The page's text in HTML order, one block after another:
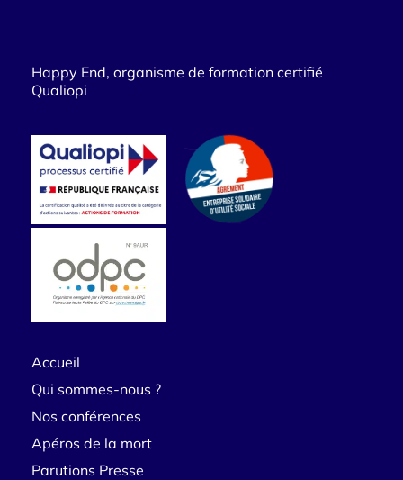
Happy End, organisme de formation certifié
Qualiopi
Accueil
Qui sommes-nous ?
Nos conférences
Apéros de la mort
Parutions Presse